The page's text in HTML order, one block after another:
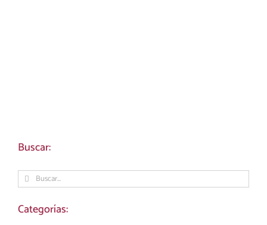
Buscar:
Buscar:
Categorías: